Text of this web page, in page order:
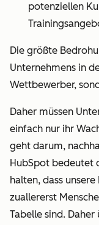
potenziellen
Die größte
Unternehmens in
Wettbewerber,
Daher müssen
einfach nur ihr
geht darum,
HubSpot bedeutet
halten, dass
zuallererst
Tabelle sind.